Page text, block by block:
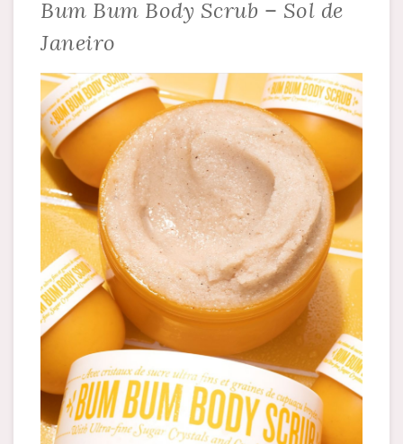
Bum Bum Body Scrub – Sol de
Janeiro